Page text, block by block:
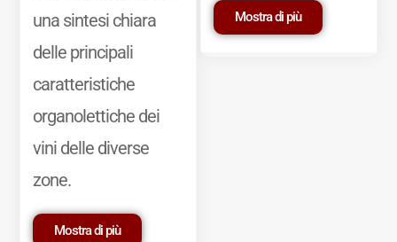
una sintesi chiara
delle principali
caratteristiche
organolettiche dei
vini delle diverse
zone.
Mostra di più
Mostra di più